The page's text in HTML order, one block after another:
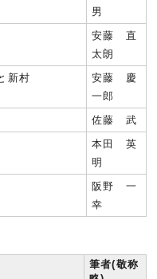
男
安藤 直
太朗
新村
安藤 慶
一郎
佐藤 武
本田 英
明
阪野 一
幸
筆者(敬称